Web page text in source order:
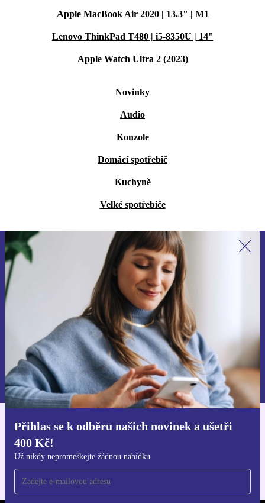
Apple MacBook Air 2020 | 13.3" | M1
Lenovo ThinkPad T480 | i5-8350U | 14"
Apple Watch Ultra 2 (2023)
Novinky
Audio
Konzole
Domácí spotřebič
Kuchyně
Velké spotřebiče
Přihlas se k odběru našich novinek a ušetři
400 Kč!
Už nikdy nepromeškejte žádnou nabídku
Přihlas se k odběru našich novinek a
ušetři 400 Kč!
Už nikdy nepromeškej žádnou nabídku.
Chci voucher
Informace o použití osobních údajů najdeš v našich
Zásadách ochrany osobních údajů.
Stáhni si aplikaci refurbed